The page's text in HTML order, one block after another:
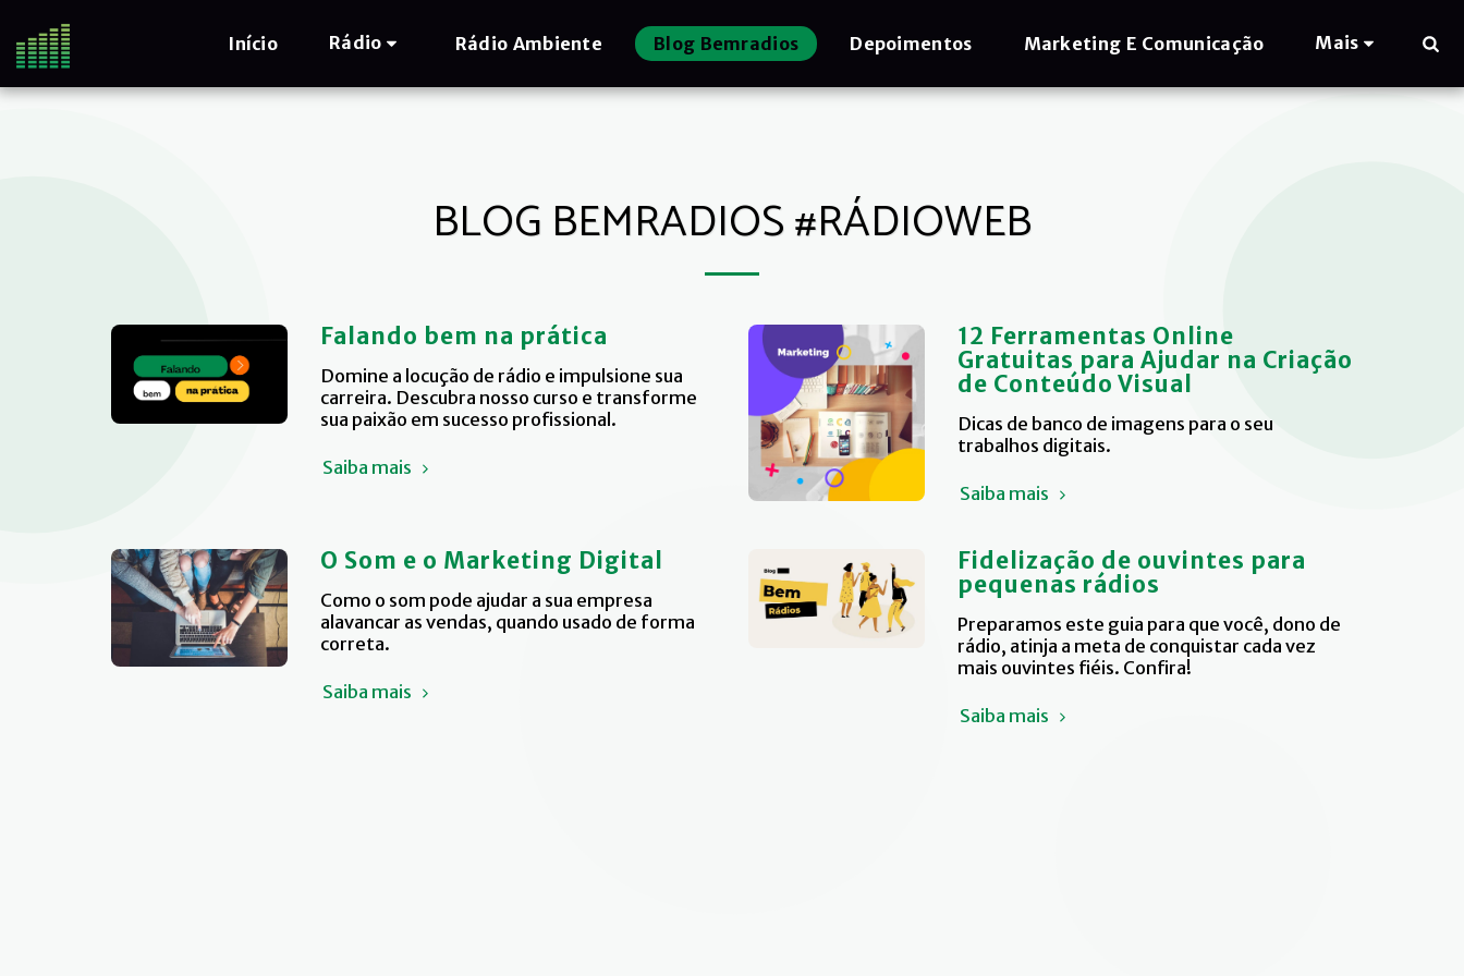
Início Rádio Rádio Ambiente Blog Bemradios Depoimentos Marketing E Comunicação Mais
BLOG BEMRADIOS #RÁDIOWEB
Falando bem na prática
Domine a locução de rádio e impulsione sua
carreira. Descubra nosso curso e transforme
sua paixão em sucesso profissional.
Saiba mais
12 Ferramentas Online
Gratuitas para Ajudar na Criação
de Conteúdo Visual
Dicas de banco de imagens para o seu
trabalhos digitais.
Saiba mais
O Som e o Marketing Digital
Como o som pode ajudar a sua empresa
alavancar as vendas, quando usado de forma
correta.
Saiba mais
Fidelização de ouvintes para
pequenas rádios
Preparamos este guia para que você, dono de
rádio, atinja a meta de conquistar cada vez
mais ouvintes fiéis. Confira!
Saiba mais